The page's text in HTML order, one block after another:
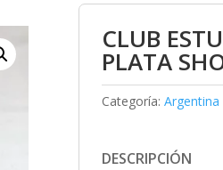
CLUB
PLATA
Categoría: Argentina
DESCRIPCIÓN